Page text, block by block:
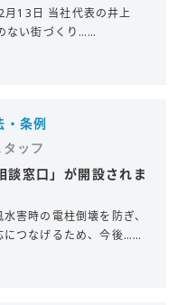
13日 当社代表の井上
ない街づくり……
・条例
ッフ
談窓口」が開設されま
害時の電柱倒壊を防ぎ、
につなげるため、今後……